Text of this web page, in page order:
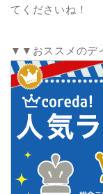
てくださいね！
▼▼おススメのデ